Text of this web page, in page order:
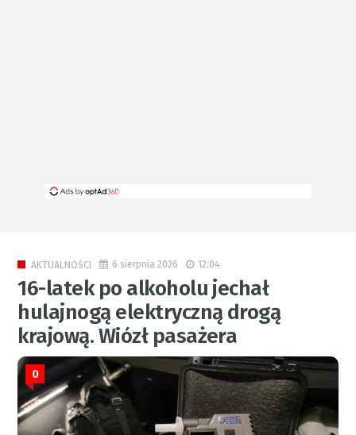
AKTUALNOŚCI 6 sierpnia 2026 12:04
16-latek po alkoholu jechał
hulajnogą elektryczną drogą
krajową. Wiózł pasażera
0